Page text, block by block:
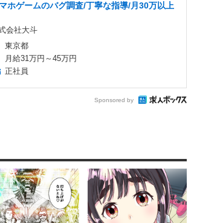
ホゲームのバグ調査/丁寧な指導/月30万以上
会社大斗
東京都
月給31万円～45万円
正社員
Sponsored by